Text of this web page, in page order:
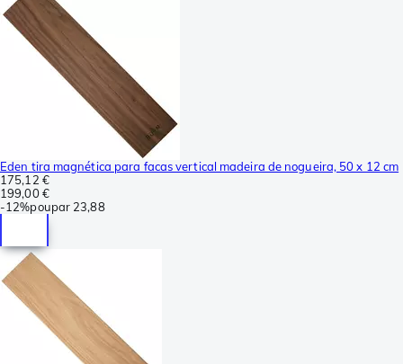
Eden tira magnética para facas vertical madeira de nogueira, 50 x 12 cm
175,12 €
199,00 €
-12%poupar 23,88